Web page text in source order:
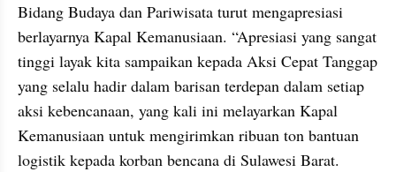
Bidang Budaya dan Pariwisata turut mengapresiasi
berlayarnya Kapal Kemanusiaan. “Apresiasi yang sangat
tinggi layak kita sampaikan kepada Aksi Cepat Tanggap
yang selalu hadir dalam barisan terdepan dalam setiap
aksi kebencanaan, yang kali ini melayarkan Kapal
Kemanusiaan untuk mengirimkan ribuan ton bantuan
logistik kepada korban bencana di Sulawesi Barat.